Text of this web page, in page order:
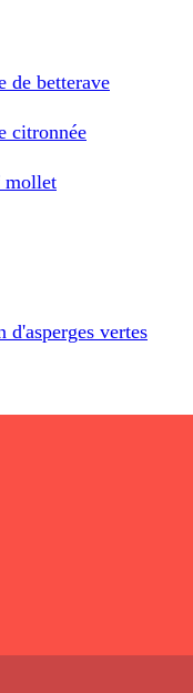
de betterave
citronnée
mollet
vertes